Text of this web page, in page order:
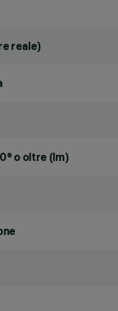
reale)
o oltre (lm)